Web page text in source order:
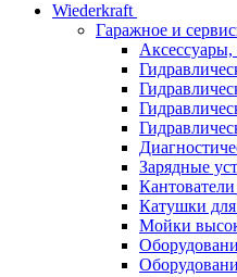
Wiederkraft
Гаражное и
Аксессуары,
Зарядные
Катушки для
Мойки